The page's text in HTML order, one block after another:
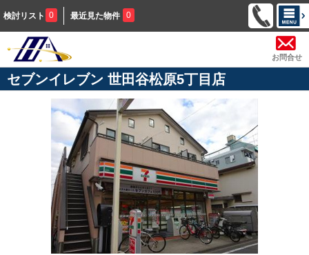
検討リスト 0 最近見た物件 0
お問合せ
セブンイレブン 世田谷松原5丁目店